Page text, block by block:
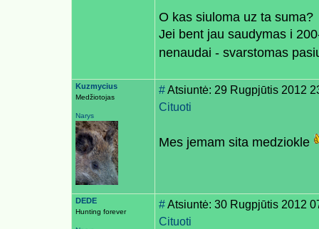
O kas siuloma uz ta suma?
Jei bent jau saudymas i
nenaudai - svarstomas
Kuzmycius
Medžiotojas
Narys
#Atsiuntė: 29 Rugpjūtis 2012
Cituoti
Mes jemam sita medziokle
DEDE
Hunting forever
#Atsiuntė: 30 Rugpjūtis 2012
Cituoti